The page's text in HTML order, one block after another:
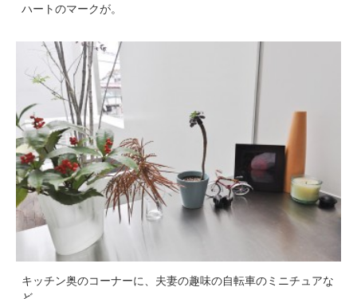
ハートのマークが。
キッチン奥のコーナーに、夫妻の趣味の自転車のミニチュアな